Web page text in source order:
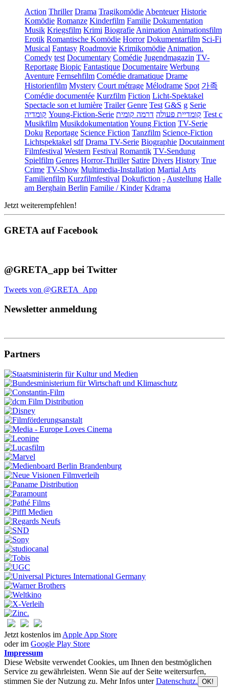
Action Thriller Drama Tragikomödie Abenteuer Historie
Komödie Romanze Kinderfilm Familie Dokumentation
Musik Kriegsfilm Krimi Biografie Animation Animationsfilm
Erotik Romantische Komödie Horror Dokumentarfilm Sci-Fi
Musical Fantasy Roadmovie Krimikomödie Animation.
Comedy test Documentary Comédie Jugendmagazin TV-
Reportage Biopic Fantastique Documentaire Werbung
Aventure Fernsehfilm Comédie dramatique Drame
Historienfilm Mystery Court métrage Mélodrame Spot 가족
Comédie documentée Kurzfilm Fiction Licht-Spektakel
Spectacle son et lumière Trailer Genre Test G&S g Serie
קומדיה Young-Fiction-Serie קומדיית פעולה דרמה קומית
Test c
Musikfilm Musikdokumentation Young Fiction TV-Serie
Doku Reportage Science Fiction Tanzfilm Science-Fiction
Lichtspektakel sdf Drama TV-Serie Biographie Docutainment
Filmfestival Western Festival Romantik TV-Sendung
Spielfilm Genres Horror-Thriller Satire Divers History True
Crime TV-Show Multimedia-Installation Martial Arts
Familienfilm Kurzfilmfestival Dokufiction - Austellung Halle
am Berghain Berlin Familie / Kinder Kdrama
Jetzt weiterempfehlen!
GRETA auf Facebook
@GRETA_app bei Twitter
Tweets von @GRETA_App
Newsletter anmeldung
Partners
Jetzt kostenlos im Apple App Store
oder im Google Play Store
Impressum
Diese Website verwendet Cookies, um Ihnen den bestmöglichen
Service zu gewährleisten. Wenn Sie auf der Seite weitersurfen,
stimmen Sie der Nutzung zu. Mehr Infos unterDatenschutz. OK!